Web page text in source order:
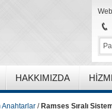
HAKKIMIZDA
Anahtarlar / Ramses Sıralı